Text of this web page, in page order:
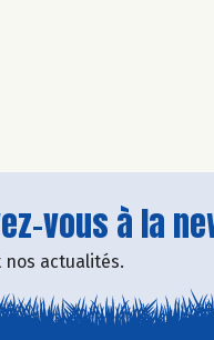
vous à la
actualités.